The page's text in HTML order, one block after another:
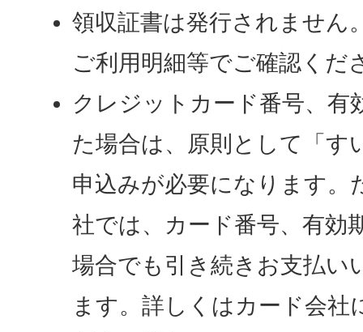
領収証書は発行されません
ご利用明細等でご確認くだ
クレジットカード番号、有
た場合は、原則として「す
申込みが必要になります。
社では、カード番号、有効
場合でも引き続きお支払い
ます。詳しくはカード会社